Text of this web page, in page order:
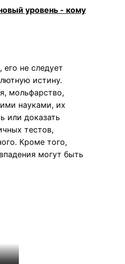
уровень - кому
не следует
истину.
мольфарство,
науками, их
или доказать
тестов,
Кроме того,
могут быть